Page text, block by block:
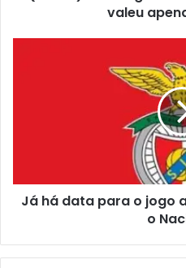
valeu
Já há data para o jogo
o